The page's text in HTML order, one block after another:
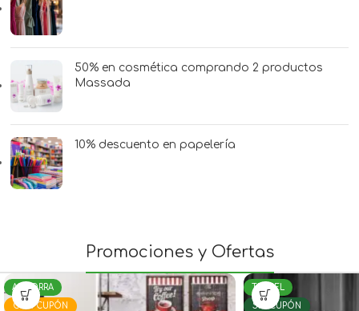
50% en cosmética comprando 2 productos
Massada
10% descuento en papelería
Promociones y Ofertas
ANDORRA
CON CUPÓN
TERUEL
SIN CUPÓN